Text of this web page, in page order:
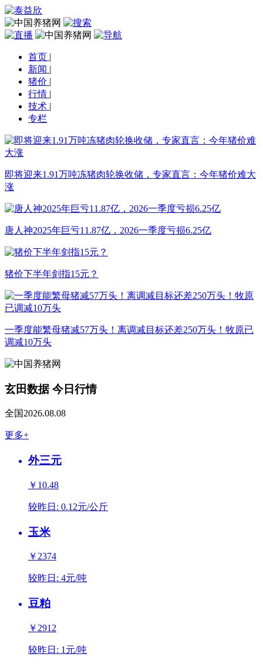
首页 |
新闻 |
猪价 |
行情 |
技术 |
专栏
即将迎来1.91万吨冻猪肉轮换收储，专家直言：今年猪价难大
涨
唐人神2025年巨亏11.87亿，2026一季度亏损6.25亿
猪价下半年剑指15元？
一季度能繁母猪减57万头！离调减目标还差250万头！牧原已
调减10万头
玄田数据 今日行情
全国2026.08.08
更多+
外三元
￥10.48
较昨日: 0.12元/公斤
玉米
￥2374
较昨日: 4元/吨
豆粕
￥2912
较昨日: 1元/吨